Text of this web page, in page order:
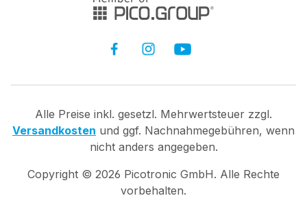
Alle Preise inkl. gesetzl. Mehrwertsteuer zzgl.
Versandkosten und ggf. Nachnahmegebühren, wenn
nicht anders angegeben.
Copyright © 2026 Picotronic GmbH. Alle Rechte
vorbehalten.